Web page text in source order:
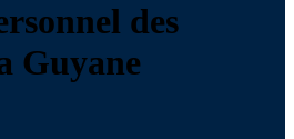
des
Guyane